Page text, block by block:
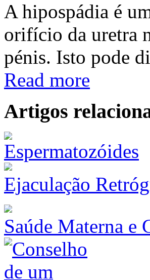
A hipospádia é
orifício da uretra
pénis. Isto pode
Read more
Artigos
Ejaculação
Saúde Materna e